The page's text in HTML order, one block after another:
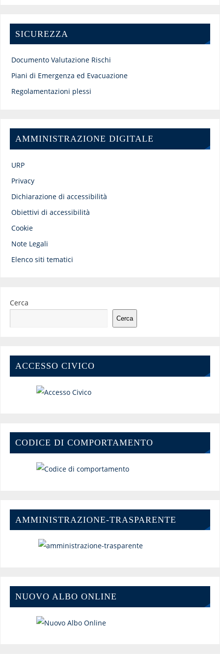
SICUREZZA
Documento Valutazione Rischi
Piani di Emergenza ed Evacuazione
Regolamentazioni plessi
AMMINISTRAZIONE DIGITALE
URP
Privacy
Dichiarazione di accessibilità
Obiettivi di accessibilità
Cookie
Note Legali
Elenco siti tematici
Cerca
Cerca
ACCESSO CIVICO
CODICE DI COMPORTAMENTO
AMMINISTRAZIONE-TRASPARENTE
NUOVO ALBO ONLINE